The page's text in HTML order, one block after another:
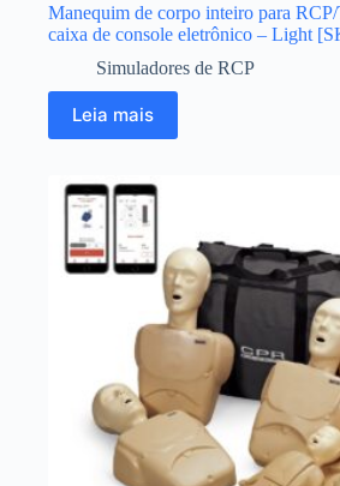
Manequim de corpo inteiro para
caixa de console eletrônico – Light
Simuladores de RCP
Leia mais